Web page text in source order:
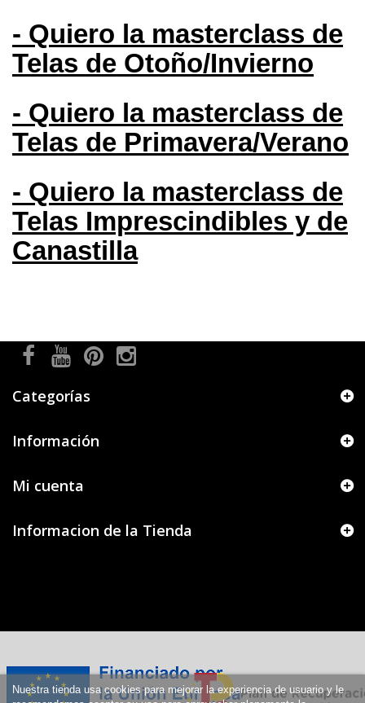
Nuestra tienda usa cookies para mejorar la experiencia de usuario y le
- Quiero la masterclass de
Telas de Otoño/Invierno
- Quiero la masterclass de
Telas de Primavera/Verano
- Quiero la masterclass de
Telas Imprescindibles y de
Canastilla
Categorías
Información
Mi cuenta
Informacion de la Tienda